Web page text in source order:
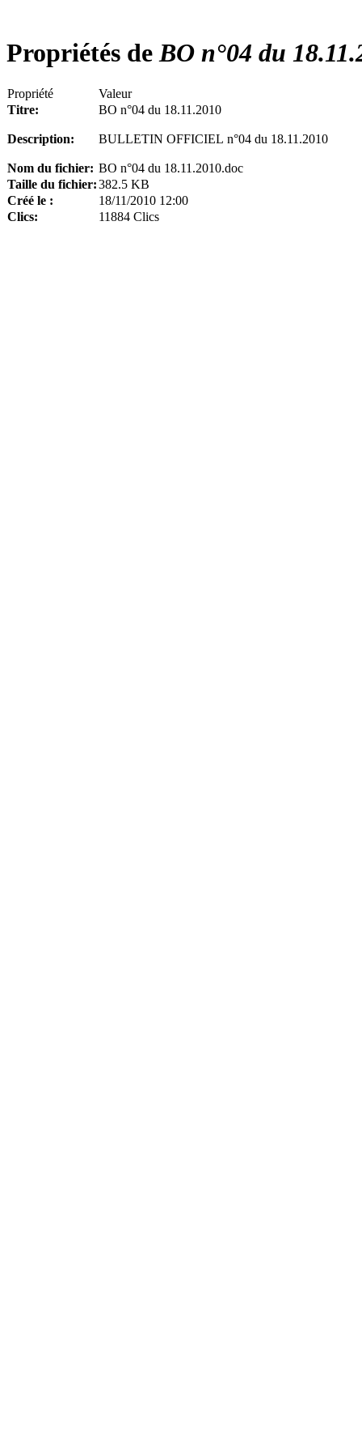
Propriétés deBO n°04 du
Propriété
Valeur
Titre:
BO n°04 du 18.11.2010
Description: BULLETIN OFFICIEL n°04 du 18.11.2010
Nom du fichier: BO n°04 du 18.11.2010.doc
Taille du fichier:382.5 KB
Créé le :
18/11/2010 12:00
Clics:
11884 Clics